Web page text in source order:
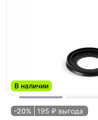
В наличии
-20% 195 ₽ выгода